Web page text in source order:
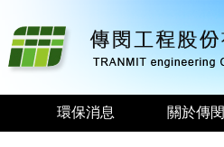
環保消息 關於傳閔